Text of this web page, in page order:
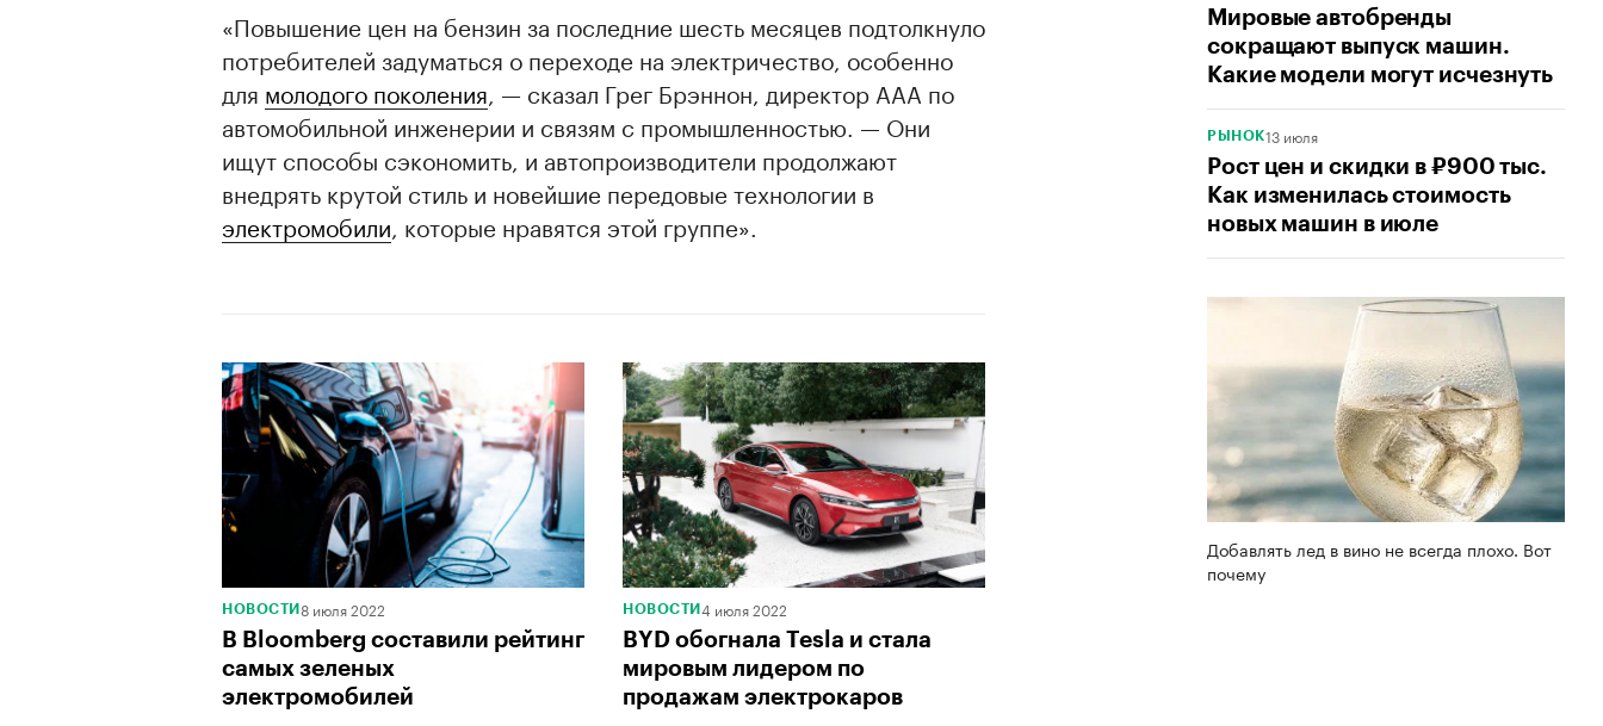
Мировые автобренды
сокращают выпуск машин.
Какие модели могут исчезнуть
РЫНОК13 июля
Рост цен и скидки в ₽900 тыс.
Как изменилась стоимость
новых машин в июле
Добавлять лед в вино не всегда плохо. Вот
почему
«Повышение цен на бензин за последние шесть месяцев подтолкнуло
потребителей задуматься о переходе на электричество, особенно
для молодого поколения , — сказал Грег Брэннон, директор AAA по
автомобильной инженерии и связям с промышленностью. — Они
ищут способы сэкономить, и автопроизводители продолжают
внедрять крутой стиль и новейшие передовые технологии в
электромобили , которые нравятся этой группе».
00:00 /
НОВОСТИ 8 июля 2022
В Bloomberg составили рейтинг
самых зеленых
электромобилей
НОВОСТИ 4 июля 2022
BYD обогнала Tesla и стала
мировым лидером по
продажам электрокаров